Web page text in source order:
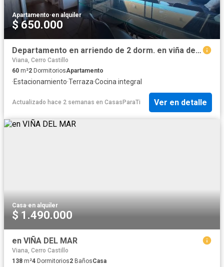
Apartamento·en alquiler
$ 650.000
Departamento en arriendo de 2 dorm. en viña del mar
Viana, Cerro Castillo
60 m²2 DormitoriosApartamento
·Estacionamiento·Terraza·Cocina integral
Actualizado hace 2 semanas en CasasParaTi Ver en detalle
Casa·en alquiler
$ 1.490.000
en VIÑA DEL MAR
Viana, Cerro Castillo
138 m²4 Dormitorios2 BañosCasa